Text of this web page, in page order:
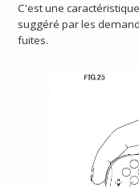
C'est une
suggéré par les
fuites.